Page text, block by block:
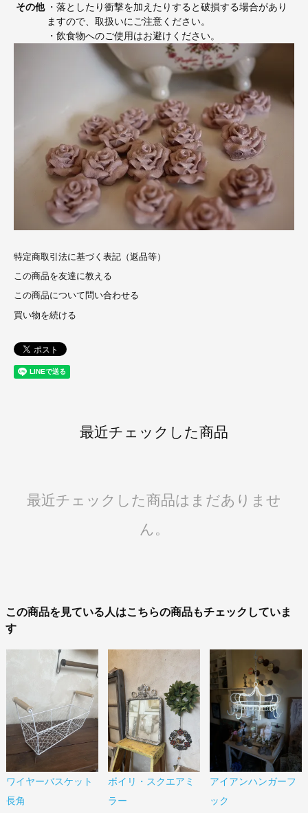
その他 ・落としたり衝撃を加えたりすると破損する場合があり
ますので、取扱いにご注意ください。
・飲食物へのご使用はお避けください。
特定商取引法に基づく表記（返品等）
この商品を友達に教える
この商品について問い合わせる
買い物を続ける
最近チェックした商品
最近チェックした商品はまだありませ
ん。
この商品を見ている人はこちらの商品もチェックしていま
す
ワイヤーバスケット
長角
ボイリ・スクエアミ
ラー
アイアンハンガーフ
ック